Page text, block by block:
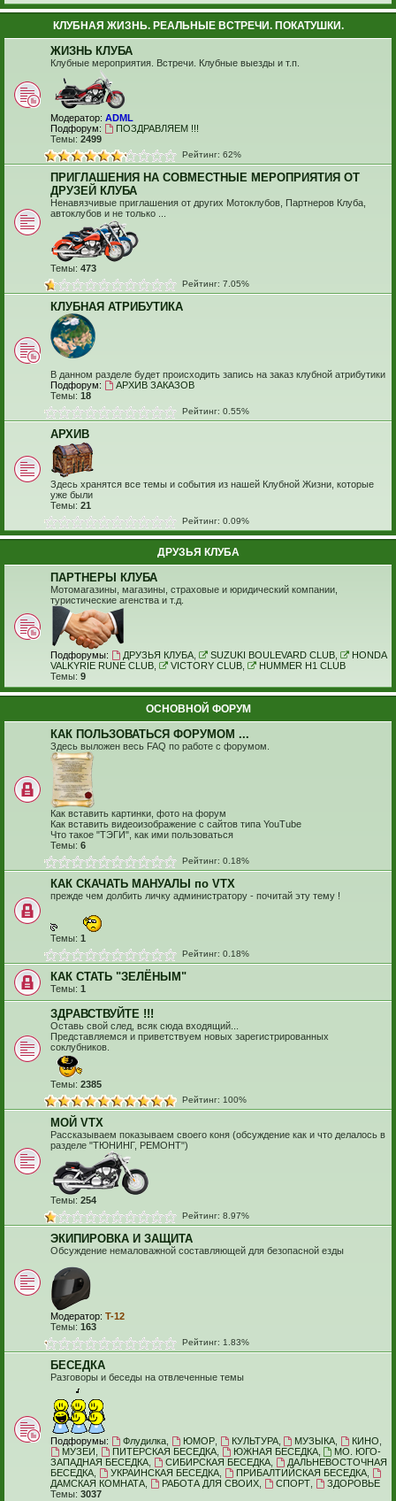
КЛУБНАЯ ЖИЗНЬ. РЕАЛЬНЫЕ ВСТРЕЧИ. ПОКАТУШКИ.
ЖИЗНЬ КЛУБА
Клубные мероприятия. Встречи. Клубные выезды и т.п.
Модератор: ADML
Подфорум:
ПОЗДРАВЛЯЕМ !!!
Темы: 2499
Рейтинг: 62%
ПРИГЛАШЕНИЯ НА СОВМЕСТНЫЕ МЕРОПРИЯТИЯ ОТ
ДРУЗЕЙ КЛУБА
Ненавязчивые приглашения от других Мотоклубов, Партнеров Клуба,
автоклубов и не только ...
Темы: 473
Рейтинг: 7.05%
КЛУБНАЯ АТРИБУТИКА
В данном разделе будет происходить запись на заказ клубной атрибутики
Подфорум:
АРХИВ ЗАКАЗОВ
Темы: 18
Рейтинг: 0.55%
АРХИВ
Здесь хранятся все темы и события из нашей Клубной Жизни, которые
уже были
Темы: 21
Рейтинг: 0.09%
ДРУЗЬЯ КЛУБА
ПАРТНЕРЫ КЛУБА
Мотомагазины, магазины, страховые и юридический компании,
туристические агенства и т.д.
Подфорумы: ДРУЗЬЯ КЛУБА, SUZUKI BOULEVARD CLUB,
HONDA
VALKYRIE RUNE CLUB
VICTORY CLUB,
HUMMER H1 CLUB
Темы: 9
ОСНОВНОЙ ФОРУМ
КАК ПОЛЬЗОВАТЬСЯ ФОРУМОМ ...
Здесь выложен весь FAQ по работе с форумом.
Как вставить картинки, фото на форум
Как вставить видеоизображение с сайтов типа YouTube
Что такое "ТЭГИ", как ими пользоваться
Темы: 6
Рейтинг: 0.18%
КАК СКАЧАТЬ МАНУАЛЫ по VTX
прежде чем долбить личку администратору - почитай эту тему !
Темы: 1
Рейтинг: 0.18%
КАК СТАТЬ "ЗЕЛЁНЫМ"
Темы: 1
ЗДРАВСТВУЙТЕ !!!
Оставь свой след, всяк сюда входящий...
Представляемся и приветствуем новых зарегистрированных
соклубников.
Темы: 2385
Рейтинг: 100%
МОЙ VTX
Рассказываем показываем своего коня (обсуждение как и что делалось в
разделе "ТЮНИНГ, РЕМОНТ")
Темы: 254
Рейтинг: 8.97%
ЭКИПИРОВКА И ЗАЩИТА
Обсуждение немаловажной составляющей для безопасной езды
Модератор: T-12
Темы: 163
Рейтинг: 1.83%
БЕСЕДКА
Разговоры и беседы на отвлеченные темы
Подфорумы: Флудилка, ЮМОР, КУЛЬТУРА, МУЗЫКА КИНО
МУЗЕИ
ПИТЕРСКАЯ БЕСЕДКА, ЮЖНАЯ БЕСЕДКА,
МО. ЮГО-
ЗАПАДНАЯ БЕСЕДКА
СИБИРСКАЯ БЕСЕДКА,
ДАЛЬНЕВОСТОЧНАЯ
БЕСЕДКА
УКРАИНСКАЯ БЕСЕДКА, ПРИБАЛТИЙСКАЯ БЕСЕДКА,
ДАМСКАЯ КОМНАТА
РАБОТА ДЛЯ СВОИХ, СПОРТ,
ЗДОРОВЬЕ
Темы: 3037